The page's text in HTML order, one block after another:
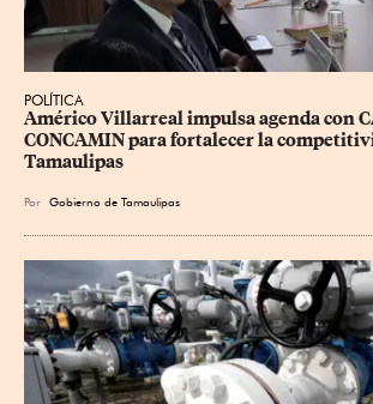
POLÍTICA
Américo Villarreal impulsa agenda con
CONCAMIN para fortalecer la
Tamaulipas
Por Gobierno de Tamaulipas